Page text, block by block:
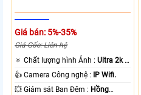
Giá bán: 5%-35%
Giá Gốc: Liên hệ
🔅 Chất lượng hình Ảnh :Ultra 2k +
.
👍 Camera Công nghệ :
IP Wifi.
💥 Giám sát Ban Đêm : Hồng